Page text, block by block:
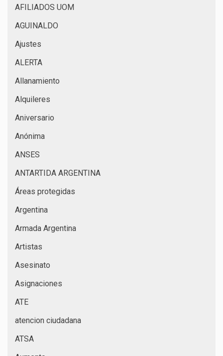
AFILIADOS UOM
AGUINALDO
Ajustes
ALERTA
Allanamiento
Alquileres
Aniversario
Anónima
ANSES
ANTARTIDA ARGENTINA
Áreas protegidas
Argentina
Armada Argentina
Artistas
Asesinato
Asignaciones
ATE
atencion ciudadana
ATSA